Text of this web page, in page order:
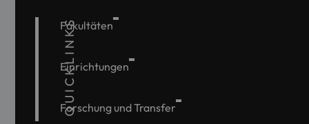
QUICKLINKS
Fakultäten
Einrichtungen
Forschung und Transfer